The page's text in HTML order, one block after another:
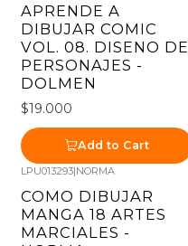
APRENDE A
DIBUJAR COMIC
VOL. 08. DISENO DE
PERSONAJES -
DOLMEN
$19.000
Add to Cart
LPU013293|NORMA
COMO DIBUJAR
MANGA 18 ARTES
MARCIALES -